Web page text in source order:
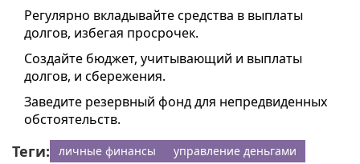
Регулярно вкладывайте средства в выплаты
долгов, избегая просрочек.
Создайте бюджет, учитывающий и выплаты
долгов, и сбережения.
Заведите резервный фонд для непредвиденных
обстоятельств.
Теги: личные финансы
управление деньгами